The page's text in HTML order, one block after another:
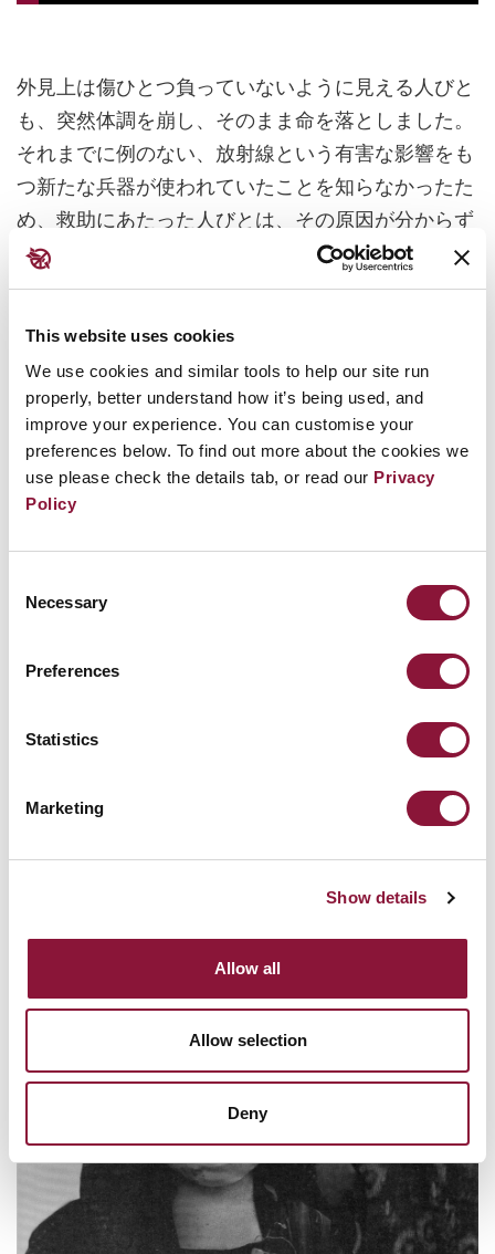
This website uses cookies
We use cookies and similar tools to help our site run
properly, better understand how it’s being used, and
improve your experience. You can customise your
preferences below. To find out more about the cookies we
use please check the details tab, or read our Privacy
Policy
Selection
Necessary
Preferences
Statistics
Marketing
Show details
Allow all
Allow selection
Deny
外見上は傷ひとつ負っていないように見える人びと
も、突然体調を崩し、そのまま命を落としました。
それまでに例のない、放射線という有害な影響をも
つ新たな兵器が使われていたことを知らなかったた
め、救助にあたった人びとは、その原因が分からず
戸惑いました。
たため、両都市では多くの妊婦が流産し、あるいは
生まれてきた子どもが乳児期に命を落としました。
胎内で被ばくした子どもたちの間では、小頭症をは
じめとする先天的な異常が多く見られました。